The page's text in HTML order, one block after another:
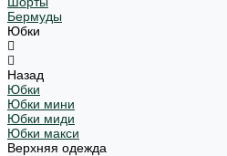
Бермуды
Юбки
Назад
Юбки
Юбки мини
Юбки миди
Юбки макси
Верхняя одежда